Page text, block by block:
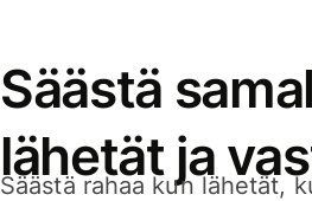
Säästä
lähetät ja
Säästä rahaa kun lähetät,